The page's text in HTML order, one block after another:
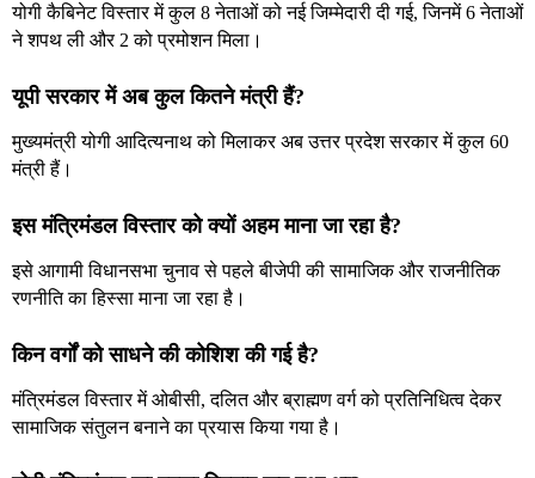
योगी कैबिनेट विस्तार में कुल 8 नेताओं को नई जिम्मेदारी दी गई, जिनमें 6 नेताओं
ने शपथ ली और 2 को प्रमोशन मिला।
यूपी सरकार में अब कुल कितने मंत्री हैं?
मुख्यमंत्री योगी आदित्यनाथ को मिलाकर अब उत्तर प्रदेश सरकार में कुल 60
मंत्री हैं।
इस मंत्रिमंडल विस्तार को क्यों अहम माना जा रहा है?
इसे आगामी विधानसभा चुनाव से पहले बीजेपी की सामाजिक और राजनीतिक
रणनीति का हिस्सा माना जा रहा है।
किन वर्गों को साधने की कोशिश की गई है?
मंत्रिमंडल विस्तार में ओबीसी, दलित और ब्राह्मण वर्ग को प्रतिनिधित्व देकर
सामाजिक संतुलन बनाने का प्रयास किया गया है।